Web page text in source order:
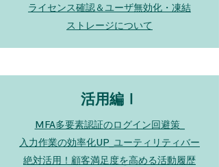
ライセンス確認＆ユーザ無効化・凍結
​ストレージについて
活用編Ⅰ
MFA多要素認証のログイン回避策_
入力作業の効率化UP_ユーティリティバー
絶対活用！顧客満足度を高める活動履歴